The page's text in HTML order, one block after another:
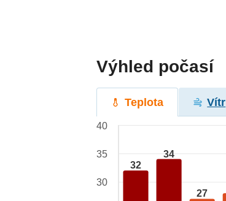
Výhled počasí
Teplota Vítr
32
34
27
40
35
30